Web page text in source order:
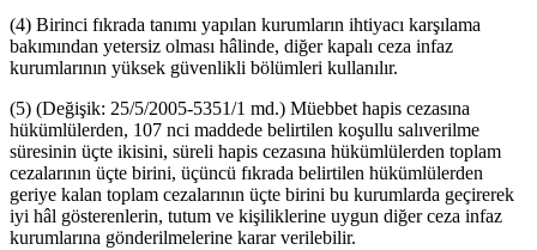
(4) Birinci fıkrada tanımı yapılan kurumların ihtiyacı karşılama
bakımından yetersiz olması hâlinde, diğer kapalı ceza infaz
kurumlarının yüksek güvenlikli bölümleri kullanılır.
(5) (Değişik: 25/5/2005-5351/1 md.) Müebbet hapis cezasına
hükümlülerden, 107 nci maddede belirtilen koşullu salıverilme
süresinin üçte ikisini, süreli hapis cezasına hükümlülerden toplam
cezalarının üçte birini, üçüncü fıkrada belirtilen hükümlülerden
geriye kalan toplam cezalarının üçte birini bu kurumlarda geçirerek
iyi hâl gösterenlerin, tutum ve kişiliklerine uygun diğer ceza infaz
kurumlarına gönderilmelerine karar verilebilir.